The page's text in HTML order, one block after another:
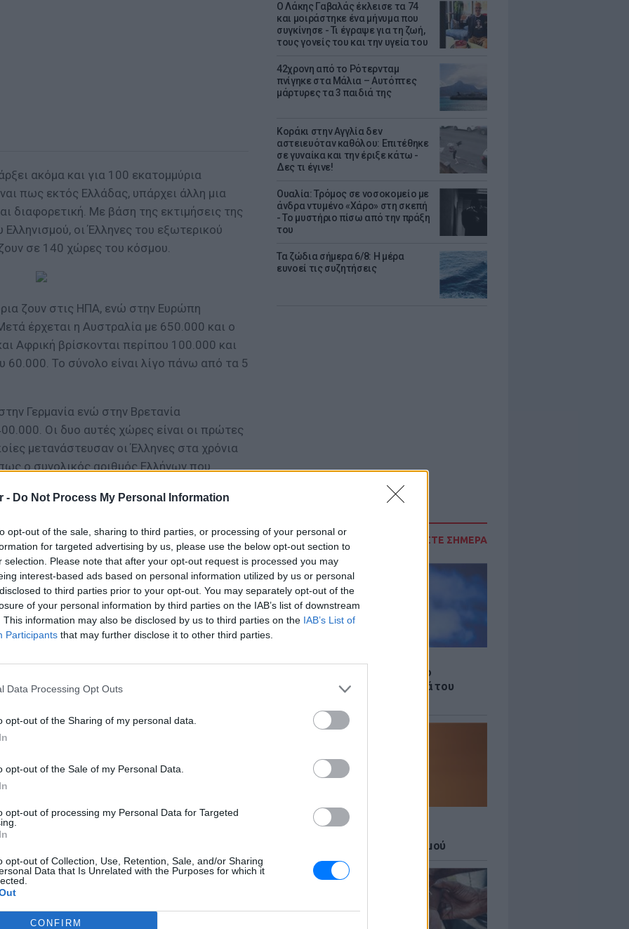
- Do Not Process My Personal Information
opt-out of the sale, sharing to third parties, or processing of your personal or
for targeted advertising by us, please use the below opt-out section to
selection. Please note that after your opt-out request is processed you may
interest-based ads based on personal information utilized by us or personal
to third parties prior to your opt-out. You may separately opt-out of the
of your personal information by third parties on the IAB’s list of downstream
This information may also be disclosed by us to third parties on the IAB’s List of
Participants that may further disclose it to other third parties.
Data Processing Opt Outs
opt-out of the Sharing of my personal data.
opt-out of the Sale of my Personal Data.
opt-out of processing my Personal Data for Targeted
opt-out of Collection, Use, Retention, Sale, and/or Sharing
Data that Is Unrelated with the Purposes for which it
CONFIRM
Ο Λάκης Γαβαλάς έκλεισε τα 74
και μοιράστηκε ένα μήνυμα που
συγκίνησε - Τι έγραψε για τη ζωή,
τους γονείς του και την υγεία του
42χρονη από το Ρότερνταμ
πνίγηκε στα Μάλια – Αυτόπτες
μάρτυρες τα 3 παιδιά της
Kοράκι στην Αγγλία δεν
αστειευόταν καθόλου: Επιτέθηκε
σε γυναίκα και την έριξε κάτω -
Δες τι έγινε!
Ουαλία: Τρόμος σε νοσοκομείο με
άνδρα ντυμένο «Χάρο» στη σκεπή
- Το μυστήριο πίσω από την πράξη
του
Τα ζώδια σήμερα 6/8: Η μέρα
ευνοεί τις συζητήσεις
ΔΙΑΒΑΣΤΕ ΣΗΜΕΡΑ
O Γιώργος Παράσχος ξανά στο
νοσοκομείο για θεραπεία κατά του
ΕΙΔΗΣΕΙΣ
υψηλότερο επίπεδο συναγερμού
ακόμα και για 100 εκατομμύρια
πως εκτός Ελλάδας, υπάρχει άλλη μια
διαφορετική. Με βάση της εκτιμήσεις της
Ελληνισμού, οι Έλληνες του εξωτερικού
σε 140 χώρες του κόσμου.
ζουν στις ΗΠΑ, ενώ στην Ευρώπη
έρχεται η Αυστραλία με 650.000 και ο
Αφρική βρίσκονται περίπου 100.000 και
60.000. Το σύνολο είναι λίγο πάνω από τα 5
Γερμανία ενώ στην Βρετανία
Οι δυο αυτές χώρες είναι οι πρώτες
μετανάστευσαν οι Έλληνες στα χρόνια
ο συνολικός αριθμός Ελλήνων που
το 2010 μέχρι και το 2016, αγγίζει τις
ΔΙΑΦΗΜΙΣΗ
στο
νέα της ημέρας και ότι σου κάνει κλικ!
και στο Instagram
ΔΙΑΦΗΜΙΣΗ